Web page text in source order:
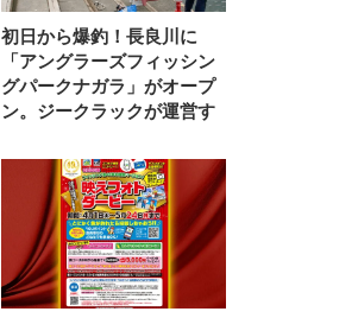
初日から爆釣！長良川に
「アングラーズフィッシン
グパークナガラ」がオープ
ン。ジークラックが運営す